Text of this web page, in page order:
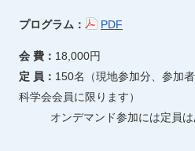
プログラム： PDF
会 費： 18,000円
定 員： 150名（現地参加分、参加
科学会会員に限ります）
オンデマンド参加には定員は